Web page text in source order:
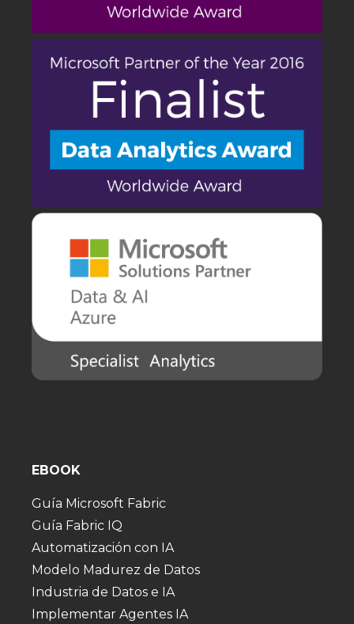
EBOOK
Guía Microsoft Fabric
Guía Fabric IQ
Automatización con IA
Modelo Madurez de Datos
Industria de Datos e IA
Implementar Agentes IA